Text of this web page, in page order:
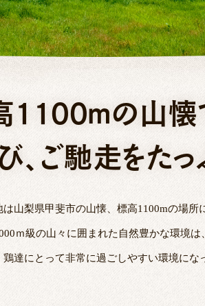
1100mの山懐
、ご馳走をたっ
山梨県甲斐市の山懐、標高1100mの場所
ｍ級の山々に囲まれた自然豊かな環境は
達にとって非常に過ごしやすい環境にな